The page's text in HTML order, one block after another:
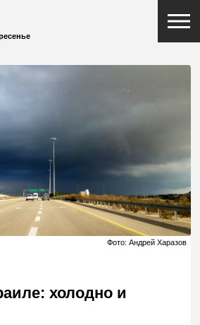
Фото: Андрей Харазов
холодно и